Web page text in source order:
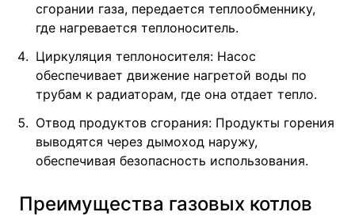
сгорании газа, передается теплообменнику,
где нагревается теплоноситель.
Циркуляция теплоносителя: Насос
обеспечивает движение нагретой воды по
трубам к радиаторам, где она отдает тепло.
Отвод продуктов сгорания: Продукты горения
выводятся через дымоход наружу,
обеспечивая безопасность использования.
Преимущества газовых котлов